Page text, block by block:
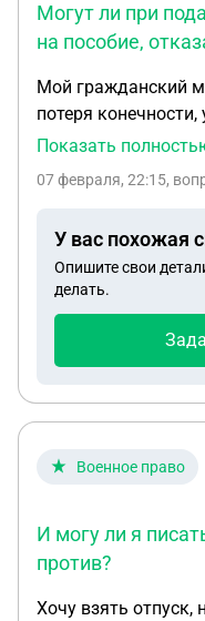
Могут ли при
на пособие,
Мой гражданский
потеря
пенсию по
Могут ли при
Показать
07 февраля, 22:15,
У вас похожая
Опишите свои
делать.
Военное право
И могу ли я
против?
Хочу взять отпуск,